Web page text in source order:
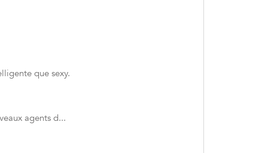
que sexy.
agents d...